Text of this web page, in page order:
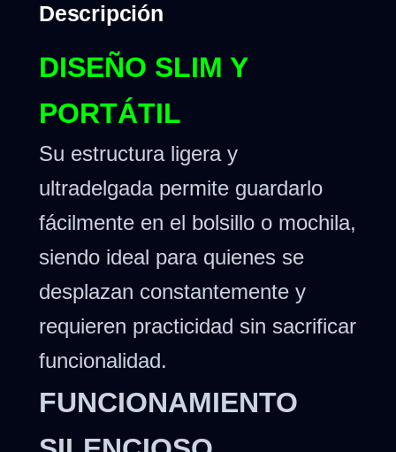
Descripción
DISEÑO SLIM Y
PORTÁTIL
Su estructura ligera y
ultradelgada permite guardarlo
fácilmente en el bolsillo o mochila,
siendo ideal para quienes se
desplazan constantemente y
requieren practicidad sin sacrificar
funcionalidad.
FUNCIONAMIENTO